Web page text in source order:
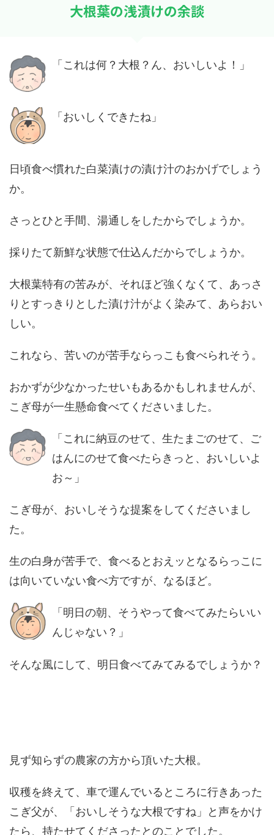
大根葉の浅漬けの余談
「これは何？大根？ん、おいしいよ！」
「おいしくできたね」
日頃食べ慣れた白菜漬けの漬け汁のおかげでしょう
か。
さっとひと手間、湯通しをしたからでしょうか。
採りたて新鮮な状態で仕込んだからでしょうか。
大根葉特有の苦みが、それほど強くなくて、あっさ
りとすっきりとした漬け汁がよく染みて、あらおい
しい。
これなら、苦いのが苦手ならっこも食べられそう。
おかずが少なかったせいもあるかもしれませんが、
こぎ母が一生懸命食べてくださいました。
「これに納豆のせて、生たまごのせて、ご
はんにのせて食べたらきっと、おいしいよ
お～」
こぎ母が、おいしそうな提案をしてくださいまし
た。
生の白身が苦手で、食べるとおえッとなるらっこに
は向いていない食べ方ですが、なるほど。
「明日の朝、そうやって食べてみたらいい
んじゃない？」
そんな風にして、明日食べてみてみるでしょうか？
見ず知らずの農家の方から頂いた大根。
収穫を終えて、車で運んでいるところに行きあった
こぎ父が、「おいしそうな大根ですね」と声をかけ
たら、持たせてくださったとのことでした。